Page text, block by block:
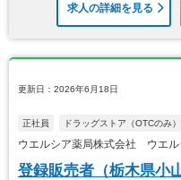
求人の詳細を見る
更新日：2026年6月18日
正社員 ドラッグストア（OTCのみ）
ウエルシア薬局株式会社 ウエル
登録販売者（栃木県小